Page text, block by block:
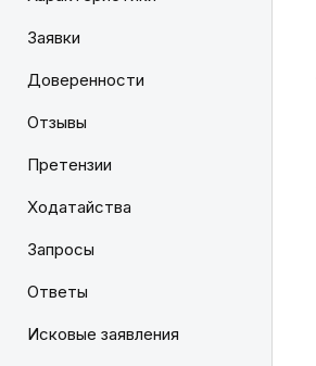
Заявки
Доверенности
Отзывы
Претензии
Ходатайства
Запросы
Ответы
Исковые заявления